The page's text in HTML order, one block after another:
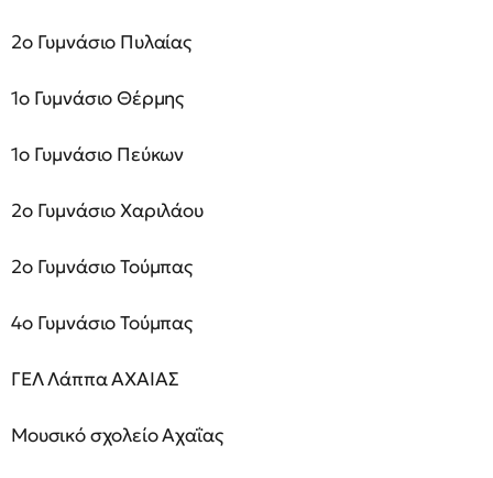
2ο Γυμνάσιο Πυλαίας
1ο Γυμνάσιο Θέρμης
1ο Γυμνάσιο Πεύκων
2ο Γυμνάσιο Χαριλάου
2ο Γυμνάσιο Τούμπας
4ο Γυμνάσιο Τούμπας
ΓΕΛ Λάππα ΑΧΑΙΑΣ
Μουσικό σχολείο Αχαΐας